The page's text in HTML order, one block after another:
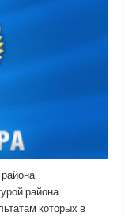
района
которых в